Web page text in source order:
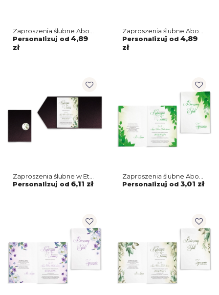
Zaproszenia ślubne About
You - Składane Kwadrat
Motyw 1
Personalizuj od 4,89
zł
Zaproszenia ślubne About
You - Składane Kwadrat
Motyw 2
Personalizuj od 4,89
zł
Zaproszenia ślubne w Etui
About You - Motyw 1
Personalizuj od 6,11 zł
Zaproszenia ślubne About
You - Składane Motyw 3
Personalizuj od 3,01 zł